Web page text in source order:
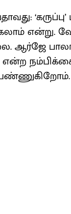
என்​று.
ஆர்ஜே
என்ற